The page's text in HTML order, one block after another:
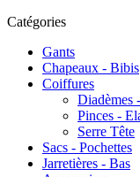
Catégories
Gants
Chapeaux - Bibis
Coiffures
Diadèmes
Pinces -
Serre Tête
Sacs - Pochettes
Jarretières - Bas